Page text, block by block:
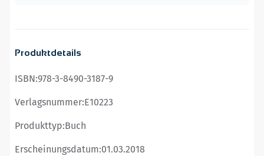
Produktdetails
ISBN:978-3-8490-3187-9
Verlagsnummer:E10223
Produkttyp:Buch
Erscheinungsdatum:01.03.2018